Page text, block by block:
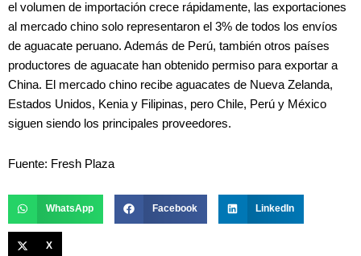
el volumen de importación crece rápidamente, las exportaciones
al mercado chino solo representaron el 3% de todos los envíos
de aguacate peruano. Además de Perú, también otros países
productores de aguacate han obtenido permiso para exportar a
China. El mercado chino recibe aguacates de Nueva Zelanda,
Estados Unidos, Kenia y Filipinas, pero Chile, Perú y México
siguen siendo los principales proveedores.
Fuente: Fresh Plaza
WhatsApp Facebook LinkedIn
X